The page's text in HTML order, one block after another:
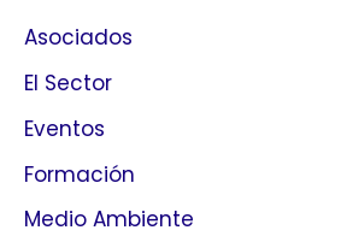
Asociados
El Sector
Eventos
Formación
Medio Ambiente